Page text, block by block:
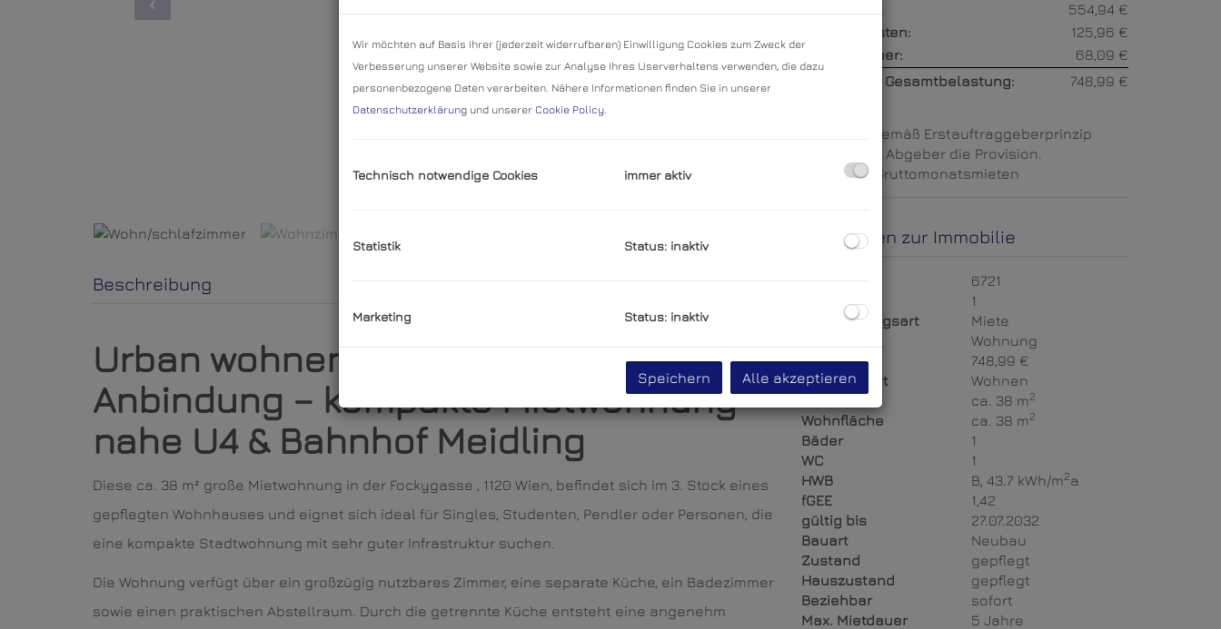
Wohnzimmer
Beschreibung
Urban wohnen mit optimaler
Anbindung – kompakte Mietwohnung
nahe U4 & Bahnhof Meidling
Diese ca. 38 m² große Mietwohnung in der Fockygasse , 1120 Wien, befindet sich im 3. Stock eines
gepflegten Wohnhauses und eignet sich ideal für Singles, Studenten, Pendler oder Personen, die
eine kompakte Stadtwohnung mit sehr guter Infrastruktur suchen.
Die Wohnung verfügt über ein großzügig nutzbares Zimmer, eine separate Küche, ein Badezimmer
sowie einen praktischen Abstellraum. Durch die getrennte Küche entsteht eine angenehm
554,94 €
Betriebskosten:
125,96 €
Umsatzsteuer:
68,09 €
monatliche Gesamtbelastung:
748,99 €
Gemäß Erstauftraggeberprinzip
bezahlt der Abgeber die Provision.
Kaution: 5 Bruttomonatsmieten
Basisdaten zur Immobilie
6721
Zimmer
1
Vermarktungsart
Miete
Wohnung
Miete
748,99 €
Nutzungsart
Wohnen
ca. 38 m2
Wohnfläche ca. 38 m2
Bäder
1
WC
1
HWB
B, 43.7 kWh/m2a
fGEE
1,42
gültig bis
27.07.2032
Bauart
Neubau
Zustand
gepflegt
Hauszustand
gepflegt
Beziehbar
sofort
Max. Mietdauer
5 Jahre
Wir möchten auf Basis Ihrer (jederzeit widerrufbaren) Einwilligung Cookies zum Zweck der
Verbesserung unserer Website sowie zur Analyse Ihres Userverhaltens verwenden, die dazu
personenbezogene Daten verarbeiten. Nähere Informationen finden Sie in unserer
Datenschutzerklärung und unserer Cookie Policy.
Technisch notwendige Cookies immer aktiv
Statistik Status: inaktiv
Marketing Status: inaktiv
Speichern Alle akzeptieren